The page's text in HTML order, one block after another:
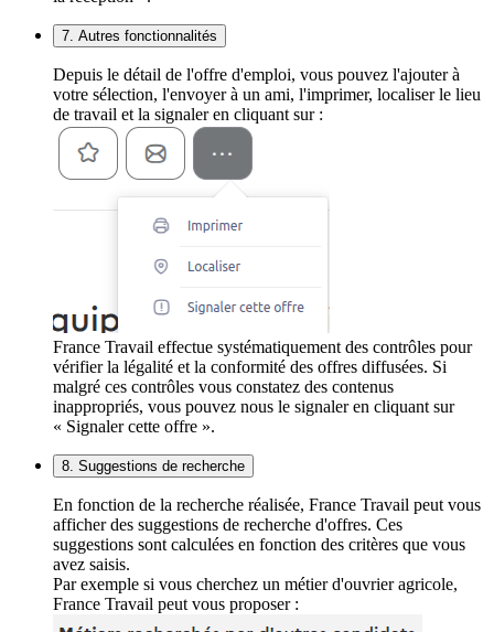
7. Autres fonctionnalités
Depuis le détail de l'offre d'emploi, vous pouvez l'ajouter à
votre sélection, l'envoyer à un ami, l'imprimer, localiser le lieu
de travail et la signaler en cliquant sur :
France Travail effectue systématiquement des contrôles pour
vérifier la légalité et la conformité des offres diffusées. Si
malgré ces contrôles vous constatez des contenus
inappropriés, vous pouvez nous le signaler en cliquant sur
« Signaler cette offre ».
8. Suggestions de recherche
En fonction de la recherche réalisée, France Travail peut vous
afficher des suggestions de recherche d'offres. Ces
suggestions sont calculées en fonction des critères que vous
avez saisis.
Par exemple si vous cherchez un métier d'ouvrier agricole,
France Travail peut vous proposer :